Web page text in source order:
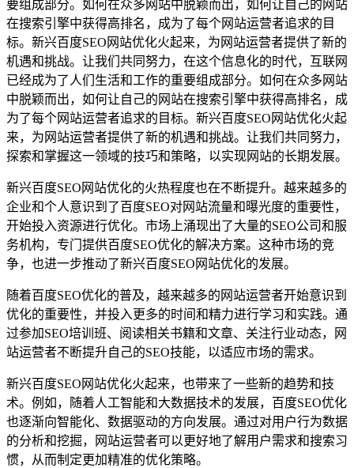
要组成部分。如何在众多网站中脱颖而出，如何让自己的网站
在搜索引擎中获得高排名，成为了每个网站运营者追求的目
标。新兴百度SEO网站优化火起来，为网站运营者提供了新的
机遇和挑战。让我们共同努力，在这个信息化的时代，互联网
已经成为了人们生活和工作的重要组成部分。如何在众多网站
中脱颖而出，如何让自己的网站在搜索引擎中获得高排名，成
为了每个网站运营者追求的目标。新兴百度SEO网站优化火起
来，为网站运营者提供了新的机遇和挑战。让我们共同努力，
探索和掌握这一领域的技巧和策略，以实现网站的长期发展。
新兴百度SEO网站优化的火热程度也在不断提升。越来越多的
企业和个人意识到了百度SEO对网站流量和曝光度的重要性，
开始投入资源进行优化。市场上涌现出了大量的SEO公司和服
务机构，专门提供百度SEO优化的解决方案。这种市场的竞
争，也进一步推动了新兴百度SEO网站优化的发展。
随着百度SEO优化的普及，越来越多的网站运营者开始意识到
优化的重要性，并投入更多的时间和精力进行学习和实践。通
过参加SEO培训班、阅读相关书籍和文章、关注行业动态，网
站运营者不断提升自己的SEO技能，以适应市场的需求。
新兴百度SEO网站优化火起来，也带来了一些新的趋势和技
术。例如，随着人工智能和大数据技术的发展，百度SEO优化
也逐渐向智能化、数据驱动的方向发展。通过对用户行为数据
的分析和挖掘，网站运营者可以更好地了解用户需求和搜索习
惯，从而制定更加精准的优化策略。